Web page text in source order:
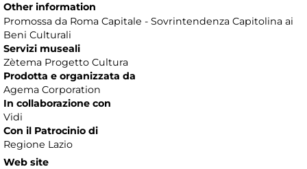
Other information
Promossa da Roma Capitale - Sovrintendenza Capitolina ai
Beni Culturali
Servizi museali
Zètema Progetto Cultura
Prodotta e organizzata da
Agema Corporation
In collaborazione con
Vidi
Con il Patrocinio di
Regione Lazio
Web site